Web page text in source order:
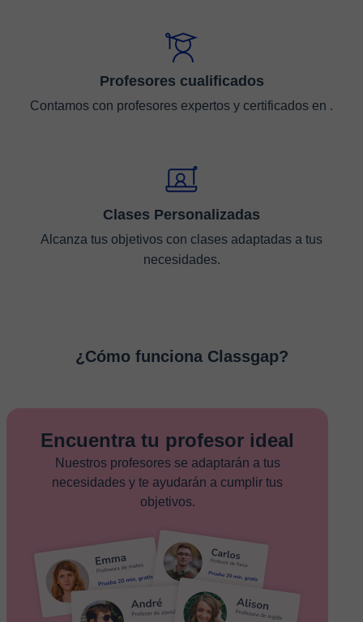
Profesores cualificados
Contamos con profesores expertos y certificados en .
Clases Personalizadas
Alcanza tus objetivos con clases adaptadas a tus
necesidades.
¿Cómo funciona Classgap?
Encuentra tu profesor ideal
Nuestros profesores se adaptarán a tus
necesidades y te ayudarán a cumplir tus
objetivos.